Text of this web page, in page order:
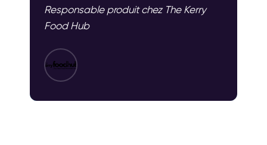
Responsable produit chez The Kerry
Food Hub